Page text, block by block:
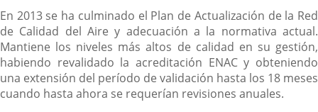
En 2013 se ha culminado el Plan de Actualización de la Red
de Calidad del Aire y adecuación a la normativa actual.
Mantiene los niveles más altos de calidad en su gestión,
habiendo revalidado la acreditación ENAC y obteniendo
una extensión del período de validación hasta los 18 meses
cuando hasta ahora se requerían revisiones anuales.